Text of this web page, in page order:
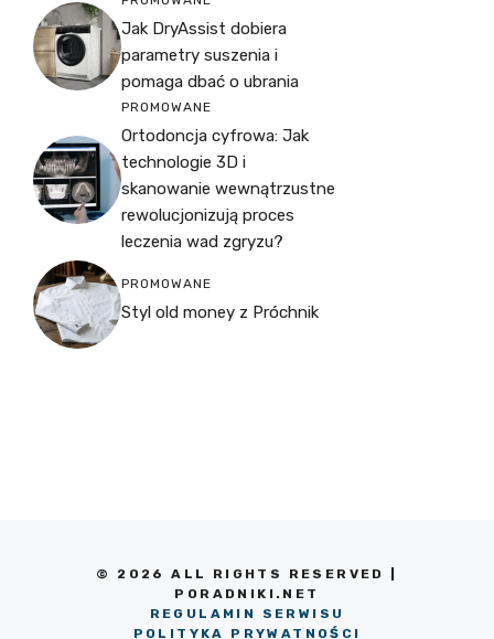
Jak DryAssist dobiera
parametry suszenia i
pomaga dbać o ubrania
PROMOWANE
Ortodoncja cyfrowa: Jak
technologie 3D i
skanowanie wewnątrzustne
rewolucjonizują proces
leczenia wad zgryzu?
PROMOWANE
Styl old money z Próchnik
© 2026 ALL RIGHTS RESERVED |
PORADNIKI.NET
REGULAMIN SERWISU
POLITYKA PRYWATNOŚCI